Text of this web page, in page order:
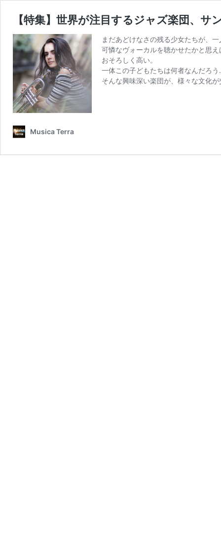
【特集】世界が注目するジャズ楽団、
まだあどけなさの残る少女たちが、
可憐なヴォーカルを聴かせたかと思
おそろしく高い。
一体この子どもたちは何者なんだろ
そんな興味深い楽団が、様々な文化
Musica Terra